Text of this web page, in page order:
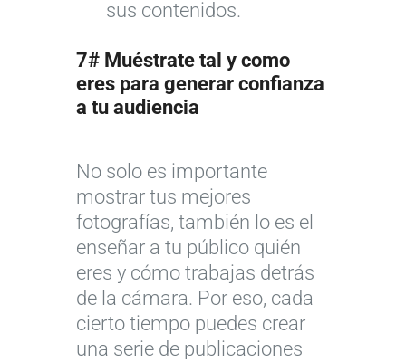
sus contenidos.
7# Muéstrate tal y como
eres para generar confianza
a tu audiencia
No solo es importante
mostrar tus mejores
fotografías, también lo es el
enseñar a tu público quién
eres y cómo trabajas detrás
de la cámara. Por eso, cada
cierto tiempo puedes crear
una serie de publicaciones